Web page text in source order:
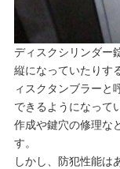
ディスクシリンダー
縦になっていたりす
ィスクタンブラーと
できるようになって
作成や鍵穴の修理な
す。
しかし、防犯性能は